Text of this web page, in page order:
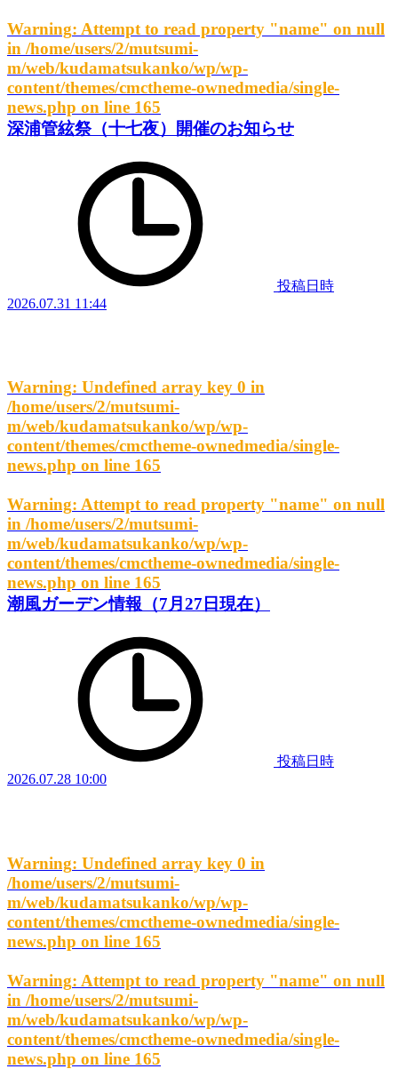
Warning: Attempt to read property "name" on null
in /home/users/2/mutsumi-
m/web/kudamatsukanko/wp/wp-
content/themes/cmctheme-ownedmedia/single-
news.php on line 165
深浦管絃祭（十七夜）開催のお知らせ
投稿日時
2026.07.31 11:44
Warning: Undefined array key 0 in
/home/users/2/mutsumi-
m/web/kudamatsukanko/wp/wp-
content/themes/cmctheme-ownedmedia/single-
news.php on line 165
Warning: Attempt to read property "name" on null
in /home/users/2/mutsumi-
m/web/kudamatsukanko/wp/wp-
content/themes/cmctheme-ownedmedia/single-
news.php on line 165
潮風ガーデン情報（7月27日現在）
投稿日時
2026.07.28 10:00
Warning: Undefined array key 0 in
/home/users/2/mutsumi-
m/web/kudamatsukanko/wp/wp-
content/themes/cmctheme-ownedmedia/single-
news.php on line 165
Warning: Attempt to read property "name" on null
in /home/users/2/mutsumi-
m/web/kudamatsukanko/wp/wp-
content/themes/cmctheme-ownedmedia/single-
news.php on line 165